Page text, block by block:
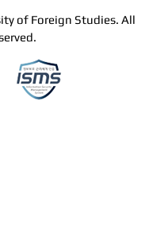
of Foreign Studies. All